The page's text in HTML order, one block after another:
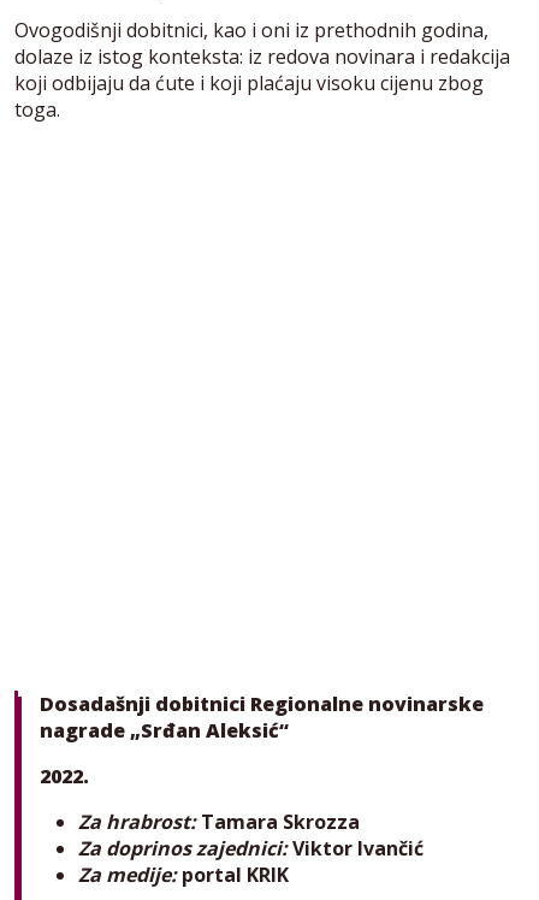
Ovogodišnji dobitnici, kao i oni iz prethodnih godina,
dolaze iz istog konteksta: iz redova novinara i redakcija
koji odbijaju da ćute i koji plaćaju visoku cijenu zbog
toga.
Dosadašnji dobitnici Regionalne novinarske
nagrade „Srđan Aleksić“
2022.
Za hrabrost:Tamara Skrozza
Za doprinos zajednici:Viktor Ivančić
Za medije:portal KRIK